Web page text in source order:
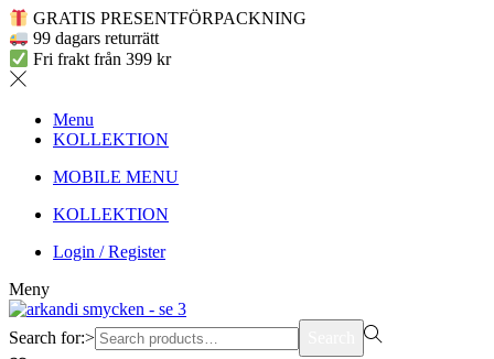
GRATIS PRESENTFÖRPACKNING
99 dagars returrätt
Fri frakt från 399 kr
Menu
KOLLEKTION
MOBILE MENU
KOLLEKTION
Login / Register
Meny
Search for:>